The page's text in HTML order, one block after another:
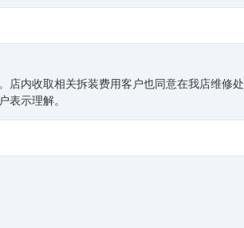
店内收取相关拆装费用客户也同意在我店维修处
示理解。